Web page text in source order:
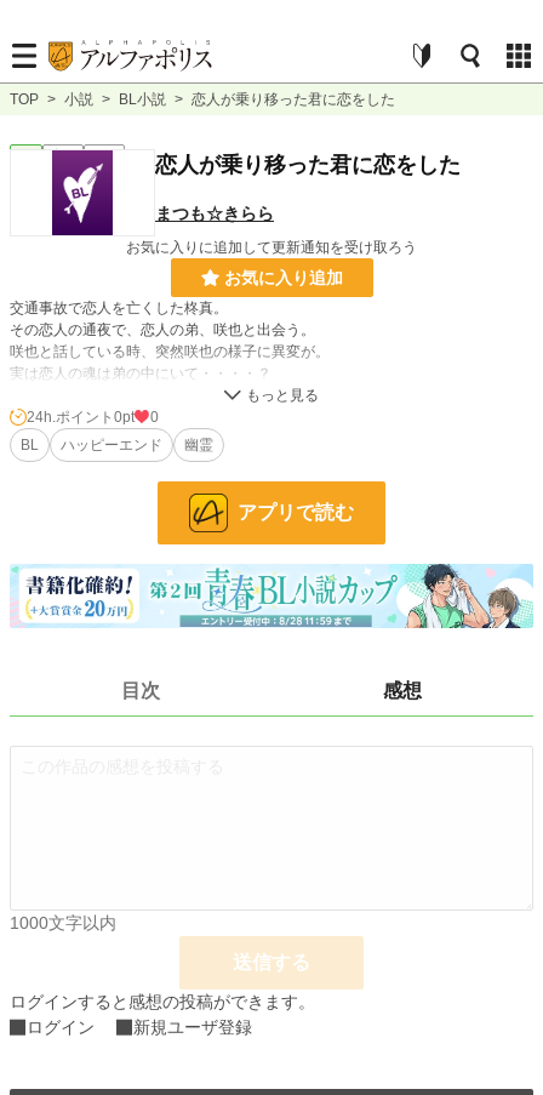
TOP > 小説 > BL小説 > 恋人が乗り移った君に恋をした
完結 長編 恋人が乗り移った君に恋をした
まつも☆きらら
お気に入りに追加して更新通知を受け取ろう
お気に入り追加
交通事故で恋人を亡くした柊真。
その恋人の通夜で、恋人の弟、咲也と出会う。
咲也と話している時、突然咲也の様子に異変が。
実は恋人の魂は弟の中にいて・・・・？
小説 228,671 位 / 228,671 件
文字数 87,911
2024.01.30 15:05
24h.ポイント 0pt
0
BL
ハッピーエンド 幽霊
アプリで読む
目次 感想
1000文字以内
送信する
ログインすると感想の投稿ができます。
ログイン
新規ユーザ登録